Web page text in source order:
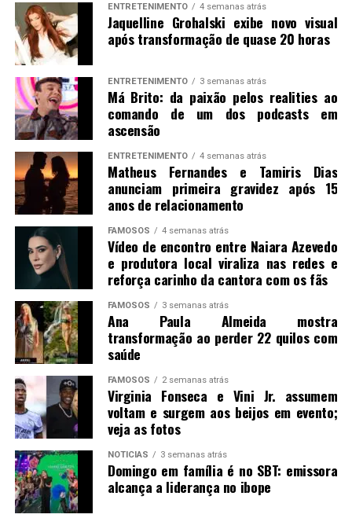
ENTRETENIMENTO 4 semanas atrás
Jaquelline Grohalski exibe novo visual
após transformação de quase 20 horas
ENTRETENIMENTO 3 semanas atrás
Má Brito: da paixão pelos realities ao
comando de um dos podcasts em
ascensão
ENTRETENIMENTO 4 semanas atrás
Matheus Fernandes e Tamiris Dias
anunciam primeira gravidez após 15
anos de relacionamento
FAMOSOS 4 semanas atrás
Vídeo de encontro entre Naiara Azevedo
e produtora local viraliza nas redes e
reforça carinho da cantora com os fãs
FAMOSOS 3 semanas atrás
Ana Paula Almeida mostra
transformação ao perder 22 quilos com
saúde
FAMOSOS 2 semanas atrás
Virginia Fonseca e Vini Jr. assumem
voltam e surgem aos beijos em evento;
veja as fotos
NOTICIAS 3 semanas atrás
Domingo em família é no SBT: emissora
alcança a liderança no ibope